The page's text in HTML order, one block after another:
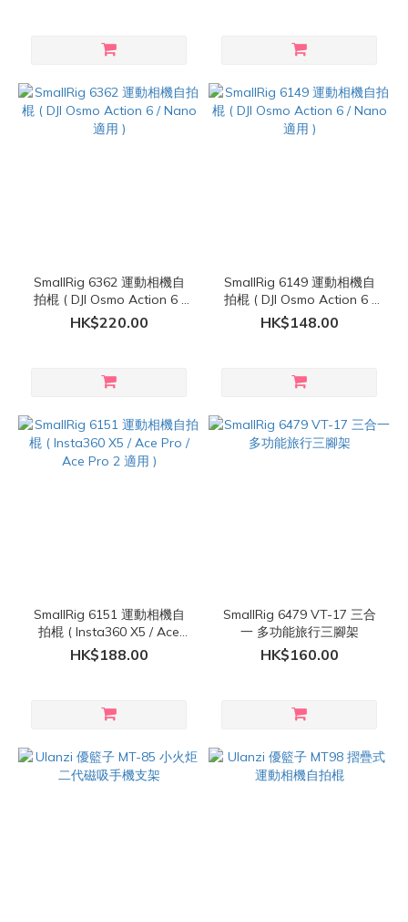
SmallRig 6362 運動相機自
拍棍 ( DJI Osmo Action 6 /
Nano 適用 )
HK$220.00
SmallRig 6149 運動相機自
拍棍 ( DJI Osmo Action 6 /
Nano 適用 )
HK$148.00
SmallRig 6151 運動相機自
拍棍 ( Insta360 X5 / Ace
Pro / Ace Pro 2 適用 )
HK$188.00
SmallRig 6479 VT-17 三合
一 多功能旅行三腳架
HK$160.00